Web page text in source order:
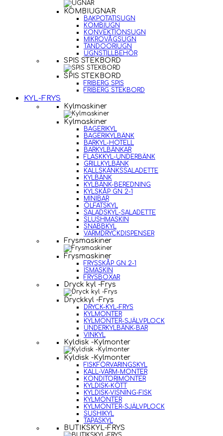
KOMBIUGNAR
BAKPOTATISUGN
KOMBIUGN
KONVEKTIONSUGN
MIKROVÅGSUGN
TANDOORIUGN
UGNSTILLBEHÖR
SPIS STEKBORD
SPIS STEKBORD
FRIBERG SPIS
FRIBERG STEKBORD
KYL-FRYS
Kylmaskiner
Kylmaskiner
BAGERIKYL
BAGERIKYLBÄNK
BARKYL-HOTELL
BARKYLBÄNKAR
FLASKKYL-UNDERBÄNK
GRILLKYLBÄNK
KALLSKÄNKSSALADETTE
KYLBÄNK
KYLBÄNK-BEREDNING
KYLSKÅP GN 2-1
MINIBAR
ÖLFATSKYL
SALADSKYL-SALADETTE
SLUSHMASKIN
SNABBKYL
VARMDRYCKDISPENSER
Frysmaskiner
Frysmaskiner
FRYSSKÅP GN 2-1
ISMASKIN
FRYSBOXAR
Dryck kyl -Frys
Dryckkyl -Frys
DRYCK-KYL-FRYS
KYLMONTER
KYLMONTER-SJÄLVPLOCK
UNDERKYLBÄNK-BAR
VINKYL
Kyldisk -Kylmonter
Kyldisk -Kylmonter
FISKFÖRVARINGSKYL
KALL-VARM-MONTER
KONDITORIMONTER
KYLDISK-KÖTT
KYLDISK-VISNING-FISK
KYLMONTER
KYLMONTER-SJÄLVPLOCK
SUSHIKYL
TAPASKYL
BUTIKSKYL-FRYS